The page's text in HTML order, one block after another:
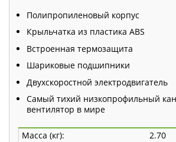
Полипропиленовый корпус
Крыльчатка из пластика ABS
Встроенная термозащита
Шариковые подшипники
Двухскоростной электродвигатель
Самый тихий низкопрофильный
вентилятор в мире
Масса (кг):
2.70